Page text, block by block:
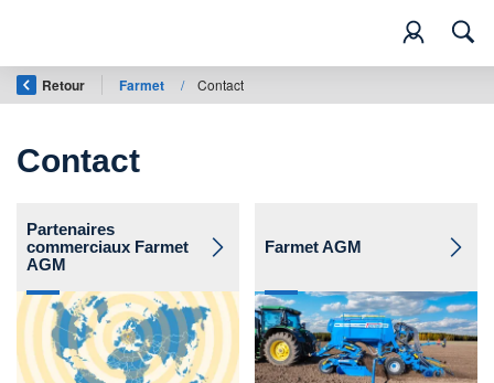
Retour Farmet / Contact
Contact
Partenaires
commerciaux Farmet
AGM
Farmet AGM